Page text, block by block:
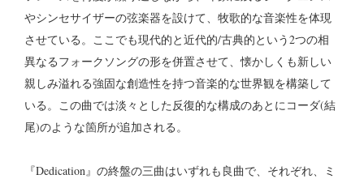
やシンセサイザーの弦楽器を設けて、牧歌的な音楽性を体現
させている。ここでも現代的と近代的/古典的という2つの相
異なるフォークソングの形を併置させて、懐かしくも新しい
親しみ溢れる強固な創造性を持つ音楽的な世界観を構築して
いる。この曲では淡々とした反復的な構成のあとにコーダ(結
尾)のような箇所が追加される。
『Dedication』の終盤の三曲はいずれも良曲で、それぞれ、ミ